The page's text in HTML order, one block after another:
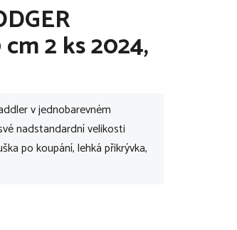
2 ks 2024,
v jednobarevném
nadstandardní velikosti
po koupání, lehká přikrývka,